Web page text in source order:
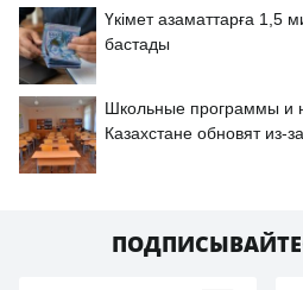
Үкімет азаматтарға 1,5
бастады
Школьные программы и
Казахстане обновят из-